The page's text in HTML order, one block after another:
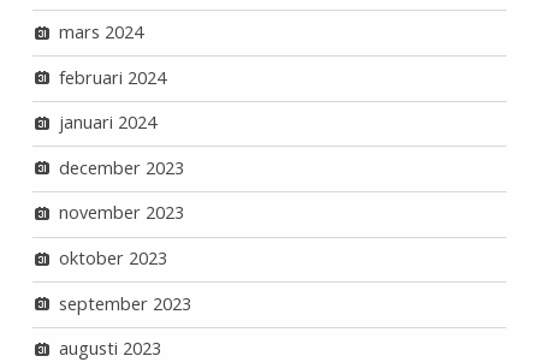
mars 2024
februari 2024
januari 2024
december 2023
november 2023
oktober 2023
september 2023
augusti 2023